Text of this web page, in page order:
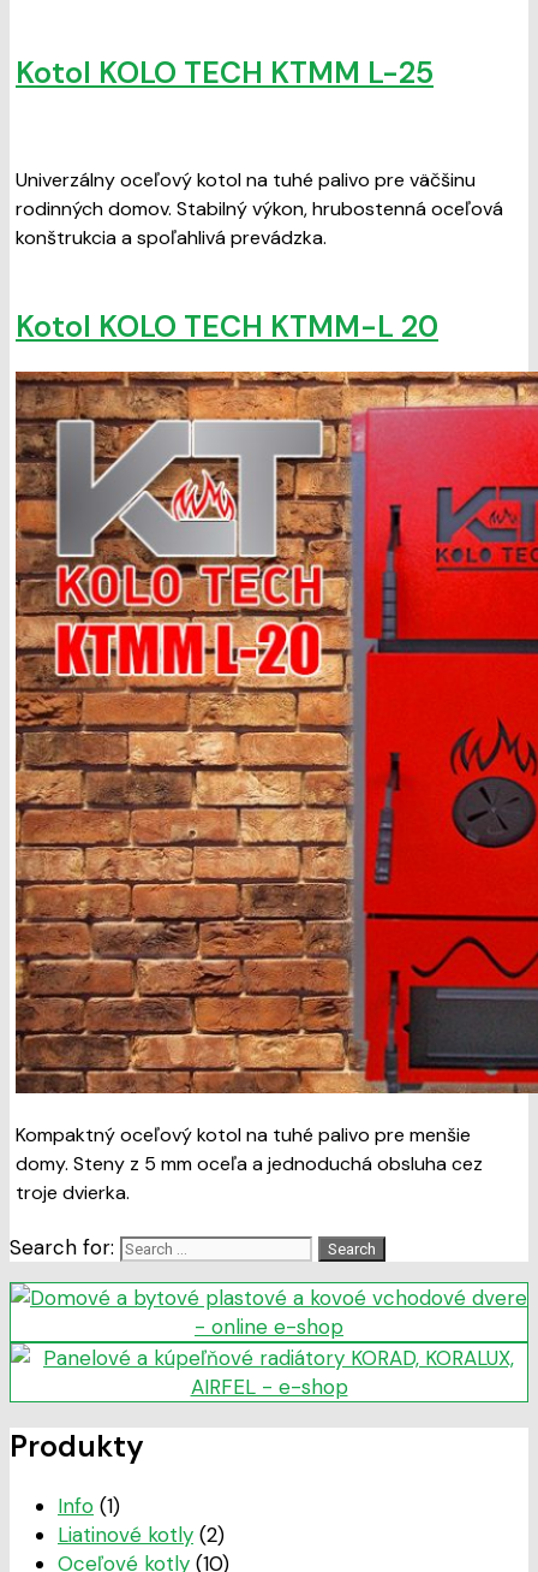
Kotol KOLO TECH KTMM L-25
Univerzálny oceľový kotol na tuhé palivo pre väčšinu
rodinných domov. Stabilný výkon, hrubostenná oceľová
konštrukcia a spoľahlivá prevádzka.
Kotol KOLO TECH KTMM-L 20
Kompaktný oceľový kotol na tuhé palivo pre menšie
domy. Steny z 5 mm oceľa a jednoduchá obsluha cez
troje dvierka.
Search for:
Produkty
Info (1)
Liatinové kotly (2)
Oceľové kotly (10)